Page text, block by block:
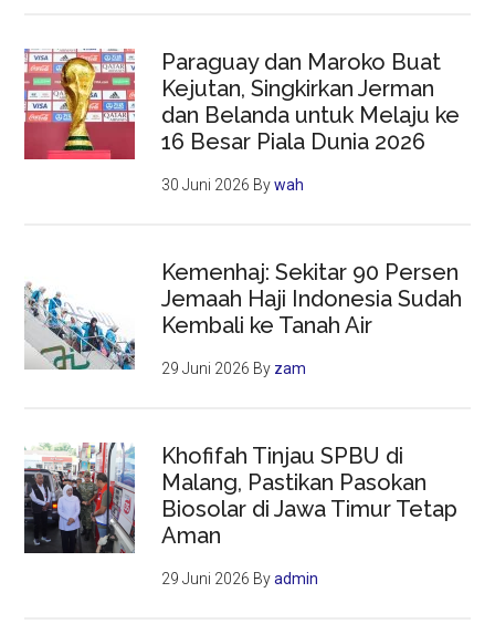
Paraguay dan Maroko Buat
Kejutan, Singkirkan Jerman
dan Belanda untuk Melaju ke
16 Besar Piala Dunia 2026
30 Juni 2026 Bywah
Kemenhaj: Sekitar 90 Persen
Jemaah Haji Indonesia Sudah
Kembali ke Tanah Air
29 Juni 2026 By zam
Khofifah Tinjau SPBU di
Malang, Pastikan Pasokan
Biosolar di Jawa Timur Tetap
Aman
29 Juni 2026 Byadmin